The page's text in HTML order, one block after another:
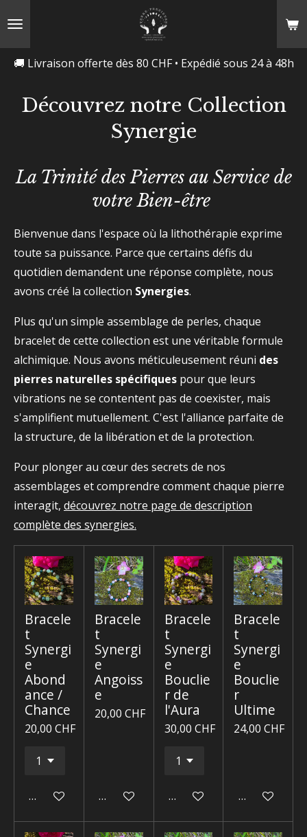
🚚 Livraison offerte dès 80 CHF • Expédié sous 24 à 48h
Découvrez notre Collection
Synergie
La Trinité des Pierres au Service de
votre Bien-être
Bienvenue dans l'espace où la lithothérapie exprime
toute sa puissance. Parce que certains défis du
quotidien demandent une réponse complète, nous
avons créé la collection Synergies.
Plus qu'un simple assemblage de perles, chaque
bracelet de cette collection est une véritable formule
alchimique. Nous avons méticuleusement réuni des
pierres naturelles spécifiques pour que leurs
vibrations ne se contentent pas de coexister, mais
s'amplifient mutuellement. C'est l'alliance parfaite de
la structure, de la libération et de la protection.
Pour plonger au cœur des secrets de nos
assemblages et comprendre comment chaque pierre
interagit, découvrez notre page de description
complète des synergies.
Bracele
t
Synergi
e
Abond
ance /
Chance
20,00 CHF
Ajouter au panier
Bracele
t
Synergi
e
Angoiss
e
20,00 CHF
Ajouter au panier
Bracele
t
Synergi
e
Bouclie
r de
l'Aura
30,00 CHF
Ajouter au panier
Bracele
t
Synergi
e
Bouclie
r
Ultime
24,00 CHF
Ajouter au